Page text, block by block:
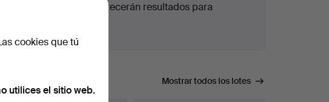
te aparecerán resultados para
tu búsqueda. Mostrar todos los lotes
cookies que tú
utilices el sitio web.